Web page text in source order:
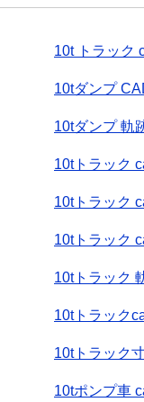
10t トラック
10tダンプ
10tダンプ 軌
10tトラック
10tトラック
10tトラック
10tトラック
10tトラック
10tトラック
10tポンプ車